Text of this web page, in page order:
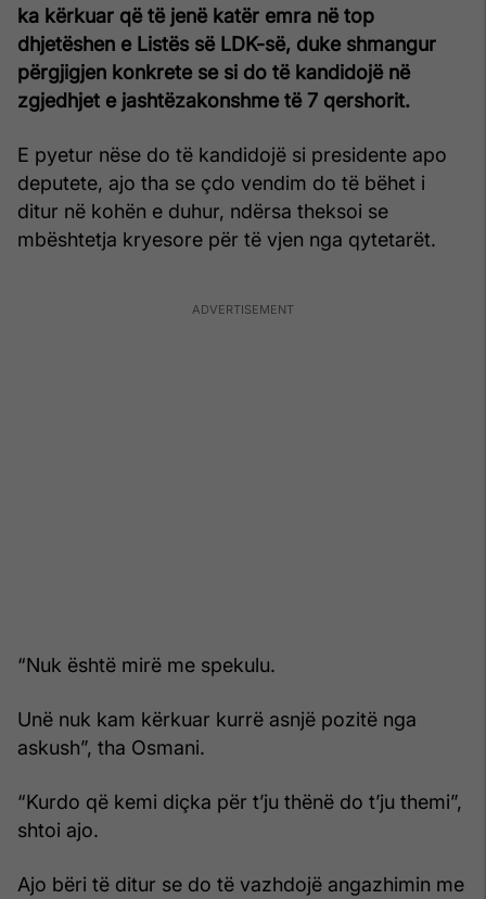
ka kërkuar që të jenë katër emra në top
dhjetëshen e Listës së LDK-së, duke shmangur
përgjigjen konkrete se si do të kandidojë në
zgjedhjet e jashtëzakonshme të 7 qershorit.
E pyetur nëse do të kandidojë si presidente apo
deputete, ajo tha se çdo vendim do të bëhet i
ditur në kohën e duhur, ndërsa theksoi se
mbështetja kryesore për të vjen nga qytetarët.
“Nuk është mirë me spekulu.
Unë nuk kam kërkuar kurrë asnjë pozitë nga
askush”, tha Osmani.
“Kurdo që kemi diçka për t’ju thënë do t’ju themi”,
shtoi ajo.
Ajo bëri të ditur se do të vazhdojë angazhimin me